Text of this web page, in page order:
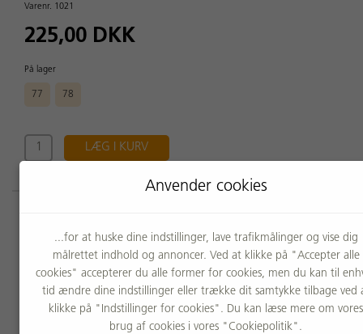
Varenr. 1021
225,00 DKK
På lager
77 78
LÆG I KURV
interesse?
Anvender cookies
...for at huske dine indstillinger, lave trafikmålinger og vise dig
målrettet indhold og annoncer. Ved at klikke på "Accepter alle
cookies" accepterer du alle former for cookies, men du kan til
tid ændre dine indstillinger eller trække dit samtykke tilbage ved
klikke på "Indstillinger for cookies". Du kan læse mere om vores
brug af cookies i vores "Cookiepolitik".